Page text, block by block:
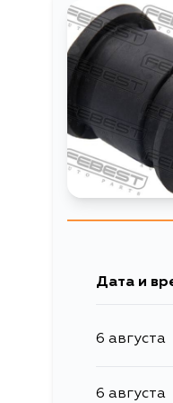
Дата и
6 августа
6 августа